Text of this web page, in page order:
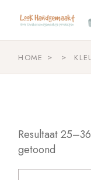
content
HOME
Resultaat
getoond